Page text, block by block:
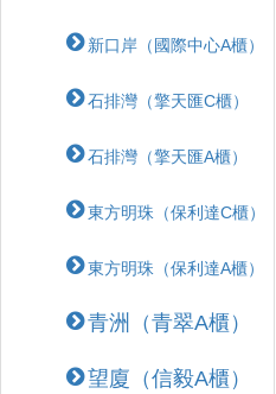
新口岸（國際中心A櫃）
石排灣（擎天匯C櫃）
石排灣（擎天匯A櫃）
東方明珠（保利達C櫃）
東方明珠（保利達A櫃）
青洲（青翠A櫃）
望廈（信毅A櫃）